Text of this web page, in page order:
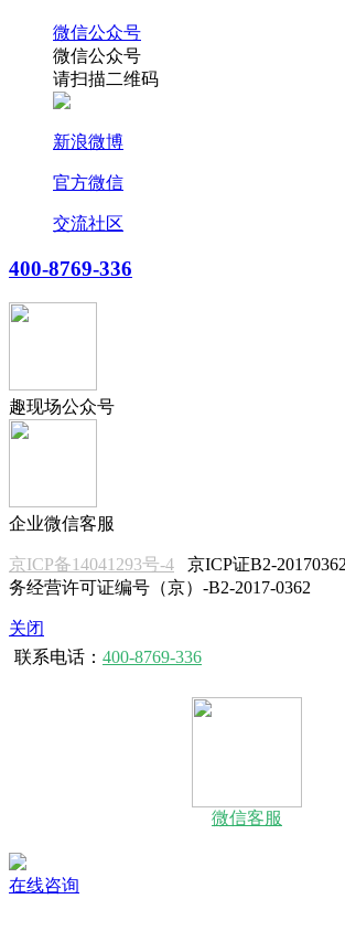
微信公众号
微信公众号
请扫描二维码
新浪微博
官方微信
交流社区
400-8769-336
趣现场公众号
企业微信客服
京ICP备14041293号-4 京ICP证B2-
务经营许可证编号（京）-B2-2017-0362
关闭
联系电话： 400-8769-336
微信客服
在线咨询